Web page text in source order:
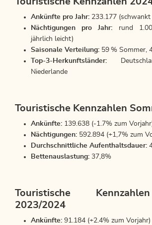
Ankünfte pro Jahr: 233.177
Nächtigungen pro Jahr: rund
jährlich leicht)
Saisonale Verteilung: 59 % Sommer,
Top-3-Herkunftsländer:
Niederlande
Touristische Kennzahlen
Ankünfte: 139.638 (-1.7% zum
Nächtigungen: 592.894 (+1,7% zum
Durchschnittliche Aufenthaltsdauer:
Bettenauslastung: 37,8%
Touristische
2023/2024
Ankünfte: 91.184 (+2.4% zum Vorjahr)